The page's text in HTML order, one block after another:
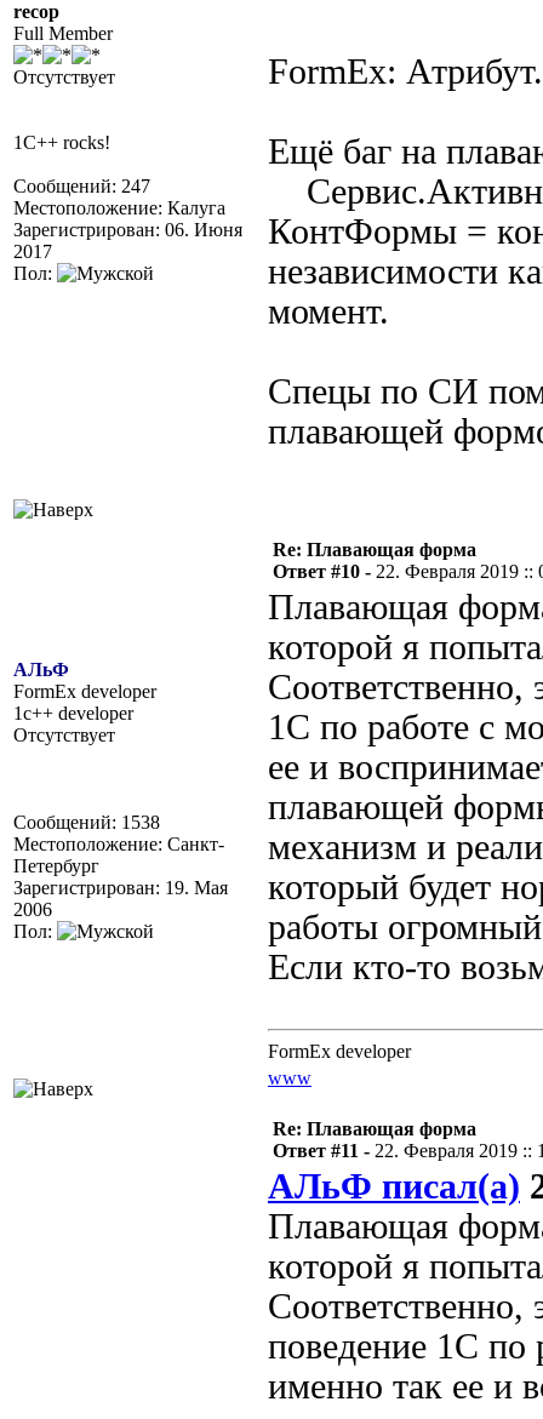
recop
Full Member
Отсутствует
1C++ rocks!
Сообщений: 247
Местоположение: Калуга
Зарегистрирован: 06. Июня
2017
Пол:
FormEx:
Ещё баг на
КонтФормы =
независимости
момент.
Спецы по СИ
плавающей
АЛьФ
FormEx developer
1c++ developer
Отсутствует
Сообщений: 1538
Местоположение: Санкт-
Петербург
Зарегистрирован: 19. Мая
2006
Пол:
Re: Плавающая форма
Ответ #10 - 22. Февраля 2019 ::
Плавающая
которой я
Соответственно,
1С по работе с
ее и
плавающей
механизм и
который будет
работы
Если кто-то
FormEx developer
www
Re: Плавающая форма
Ответ #11 - 22. Февраля 2019 ::
АЛьФ писал(а)
Плавающая
которой я
Соответственно,
поведение 1С по
именно так ее и